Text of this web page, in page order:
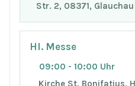
Str. 2, 08371, Glauchau
Hl. Messe
09:00 - 10:00 Uhr
Kirche St. Bonifatius,